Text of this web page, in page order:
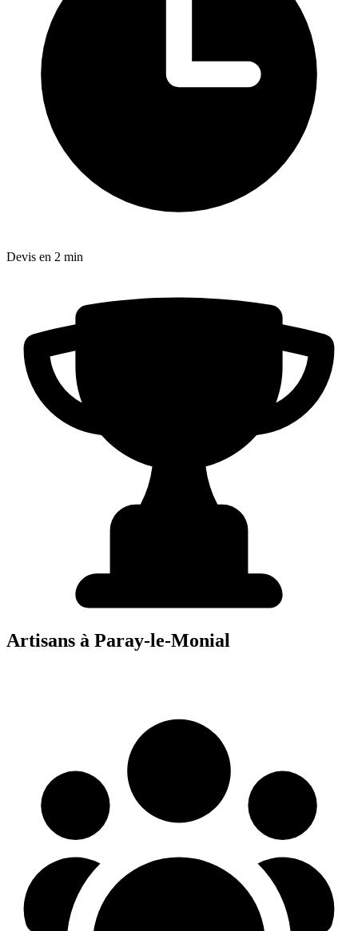
Devis en 2 min
Artisans à Paray-le-Monial